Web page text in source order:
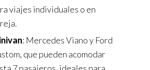
viajes individuales o en
: Mercedes Viano y Ford
que pueden acomodar